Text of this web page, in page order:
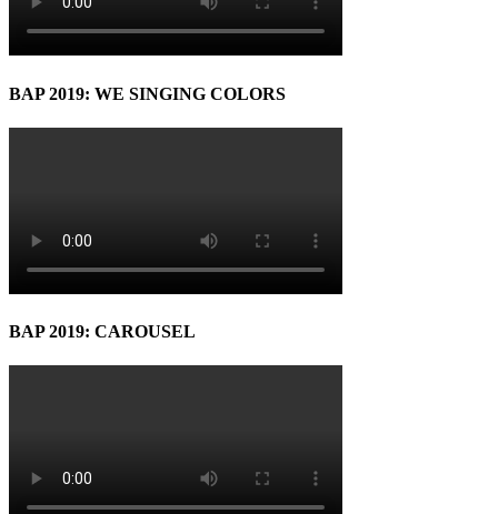
BAP 2019: WE SINGING COLORS
BAP 2019: CAROUSEL